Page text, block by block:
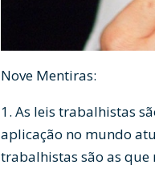
Nove Mentiras:
1. As leis trabalhistas
aplicação no mundo
trabalhistas são as que